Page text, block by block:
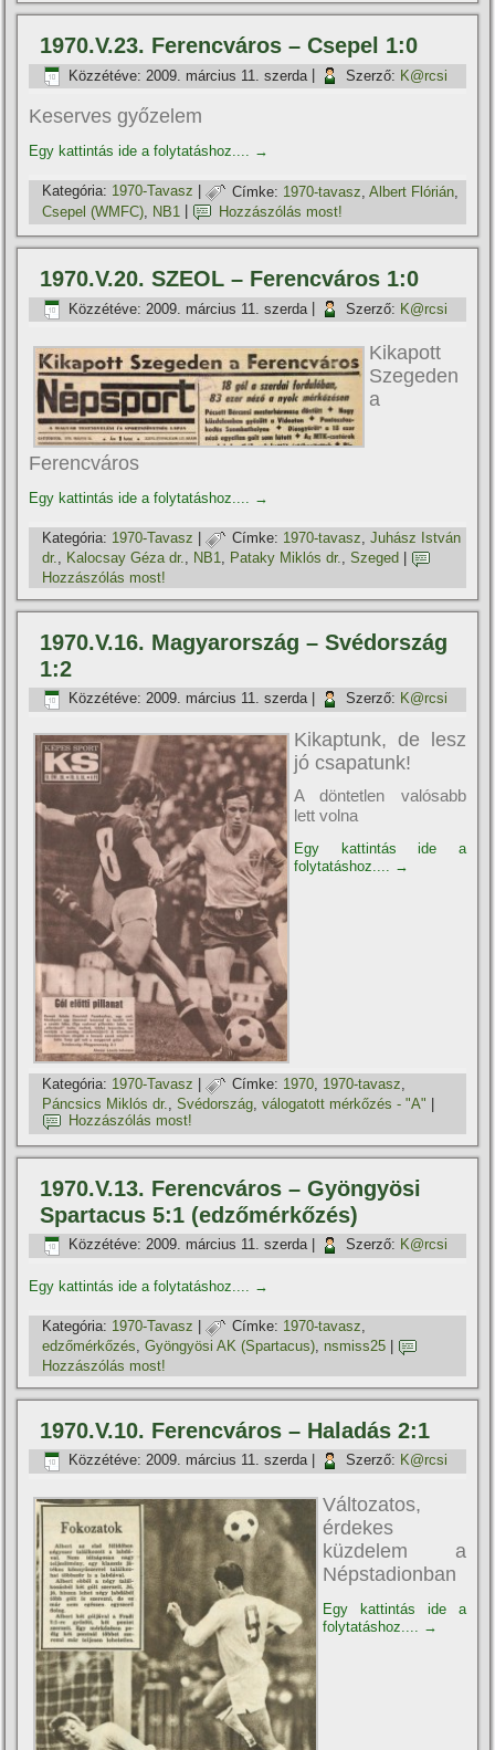
1970.V.23. Ferencváros – Csepel 1:0
Közzétéve: 2009. március 11. szerda Szerző: K@rcsi
Keserves győzelem
Egy kattintás ide a folytatáshoz.... →
Kategória: 1970-Tavasz | Címke: 1970-tavasz ,Albert Flórián
Csepel (WMFC) NB1 Hozzászólás most!
1970.V.20. SZEOL – Ferencváros 1:0
Közzétéve: 2009. március 11. szerda Szerző: K@rcsi
Kikapott
Szegeden
a
Ferencváros
Egy kattintás ide a folytatáshoz.... →
Kategória: 1970-Tavasz | Címke: 1970-tavasz,Juhász István
dr., Kalocsay Géza dr., NB1, Pataky Miklós dr.,Szeged
Hozzászólás most!
1970.V.16. Magyarország – Svédország
1:2
Közzétéve: 2009. március 11. szerda| Szerző: K@rcsi
Kikaptunk, de lesz
jó csapatunk!
A döntetlen valósabb
lett volna
Egy kattintás ide a
folytatáshoz....
→
Kategória: 1970-Tavasz Címke: 1970 1970-tavasz
Páncsics Miklós dr.
,Svédország ,válogatott mérkőzés - "A" |
Hozzászólás most!
1970.V.13. Ferencváros – Gyöngyösi
Spartacus 5:1 (edzőmérkőzés)
Közzétéve: 2009. március 11. szerda Szerző: K@rcsi
Egy kattintás ide a folytatáshoz.... →
Kategória: 1970-Tavasz Címke: 1970-tavasz
edzőmérkőzés ,Gyöngyösi AK (Spartacus) nsmiss25
Hozzászólás most!
1970.V.10. Ferencváros – Haladás 2:1
Közzétéve: 2009. március 11. szerda Szerző: K@rcsi
Változatos,
érdekes
küzdelem a
Népstadionban
Egy kattintás ide a
folytatáshoz....
→